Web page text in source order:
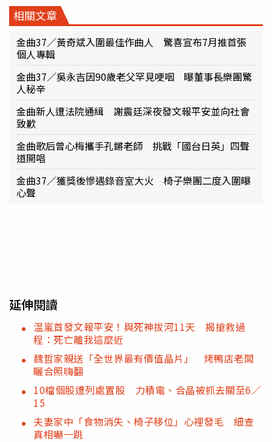
相關文章
金曲37／黃奇斌入圍最佳作曲人 驚喜宣布7月推首張
個人專輯
金曲37／吳永吉因90歲老父罕見哽咽 曝董事長樂團驚
人秘辛
金曲新人遭法院通緝 謝震廷深夜發文報平安並向社會
致歉
金曲歌后曾心梅攜手孔鏘老師 挑戰「國台日英」四聲
道開唱
金曲37／獲獎後慘遇錄音室大火 椅子樂團二度入圍曝
心聲
延伸閱讀
温嵐首發文報平安！與死神拔河11天 揭搶救過
程：死亡離我這麼近
魏哲家親送「全世界最有價值晶片」 烤鴨店老闆
曬合照嗨翻
10檔個股遭列處置股 力積電、合晶被抓去關至6／
15
夫妻家中「食物消失、椅子移位」心裡發毛 細查
真相嚇一跳